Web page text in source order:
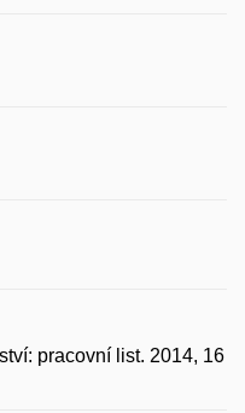
pracovní list. 2014, 16